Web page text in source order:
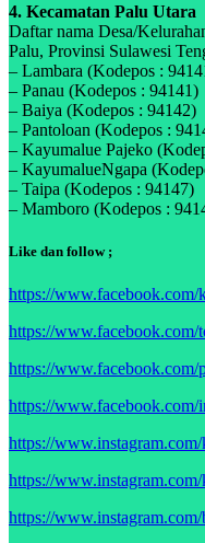
4. Kecamatan Palu Utara
Daftar nama Desa/
Palu, Provinsi Sulawesi
– Lambara (Kodepos :
– Panau (Kodepos : 94141)
– Baiya (Kodepos : 94142)
– Pantoloan (Kodepos :
– Kayumalue Pajeko
– KayumalueNgapa
– Taipa (Kodepos : 94147)
– Mamboro (Kodepos :
Like dan follow ;
https://www.facebook.com/
https://www.facebook.com/
https://www.facebook.com/
https://www.facebook.com/
https://
https://
https://